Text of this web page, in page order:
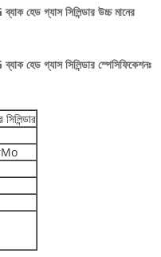
হেড গ্যাস সিলিন্ডার উচ্চ মানের
হেড গ্যাস সিলিন্ডার স্পেসিফিকেশনঃ